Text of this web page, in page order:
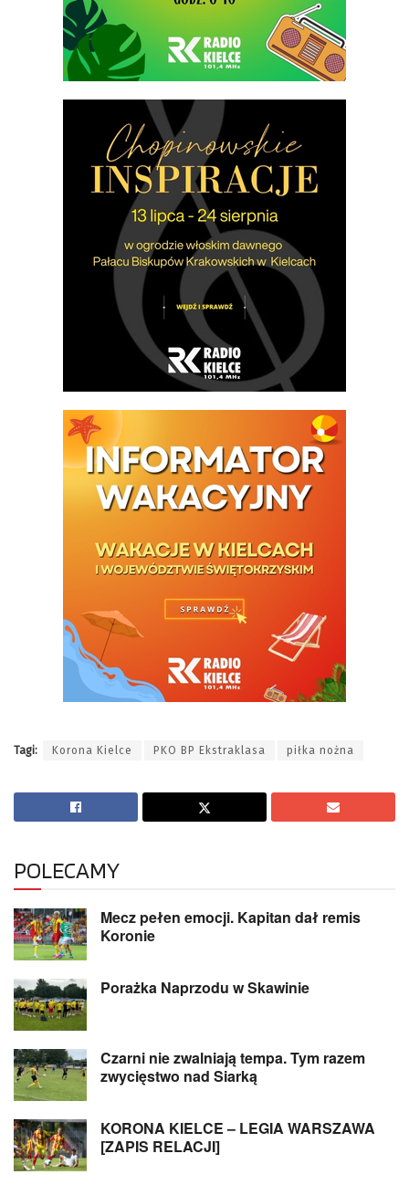
Tagi: Korona Kielce PKO BP Ekstraklasa piłka nożna
POLECAMY
Mecz pełen emocji. Kapitan dał remis
Koronie
Porażka Naprzodu w Skawinie
Czarni nie zwalniają tempa. Tym razem
zwycięstwo nad Siarką
KORONA KIELCE – LEGIA WARSZAWA
[ZAPIS RELACJI]